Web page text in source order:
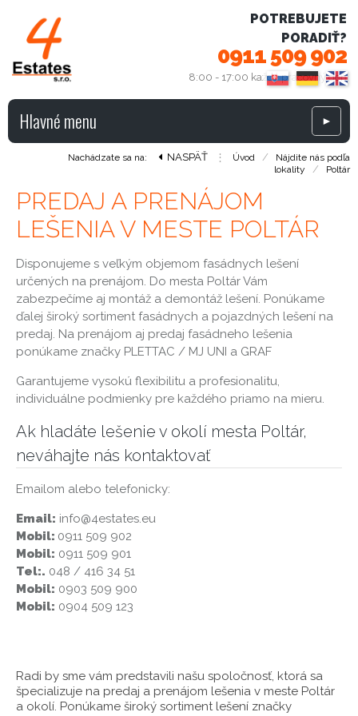
POTREBUJETE
PORADIŤ?
0911 509 902
8:00 - 17:00 každý pracovný deň
Hlavné menu ►
Nachádzate sa na: NASPÄŤ ⋮ Úvod /
Nájdite nás podľa
lokality
/ Poltár
PREDAJ A PRENÁJOM
LEŠENIA V MESTE POLTÁR
Disponujeme s veľkým objemom fasádnych lešení
určených na prenájom. Do mesta Poltár Vám
zabezpečíme aj montáž a demontáž lešení. Ponúkame
ďalej široký sortiment fasádnych a pojazdných lešení na
predaj. Na prenájom aj predaj fasádneho lešenia
ponúkame značky PLETTAC / MJ UNI a GRAF
Garantujeme vysokú flexibilitu a profesionalitu,
individuálne podmienky pre každého priamo na mieru.
Ak hladáte lešenie v okolí mesta Poltár,
neváhajte nás kontaktovať
Emailom alebo telefonicky:
Email: info@4estates.eu
Mobil: 0911 509 902
Mobil: 0911 509 901
Tel:. 048 / 416 34 51
Mobil: 0903 509 900
Mobil: 0904 509 123
Radi by sme vám predstavili našu spoločnosť, ktorá sa
špecializuje na predaj a prenájom lešenia v meste Poltár
a okolí. Ponúkame široký sortiment lešení značky